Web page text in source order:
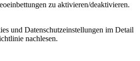
zu aktivieren/deaktivieren.
und Datenschutzeinstellungen im Detail
nachlesen.